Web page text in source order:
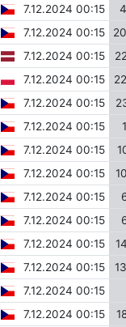
7.12.2024 00:15
7.12.2024 00:15
7.12.2024 00:15
7.12.2024 00:15
7.12.2024 00:15
7.12.2024 00:15
7.12.2024 00:15
7.12.2024 00:15
7.12.2024 00:15
7.12.2024 00:15
7.12.2024 00:15
7.12.2024 00:15
7.12.2024 00:15
7.12.2024 00:15